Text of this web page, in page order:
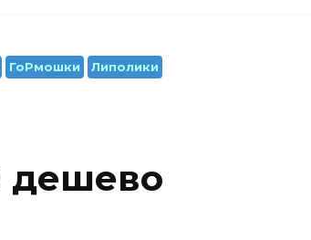
ГоРмошки Липолики
дешево